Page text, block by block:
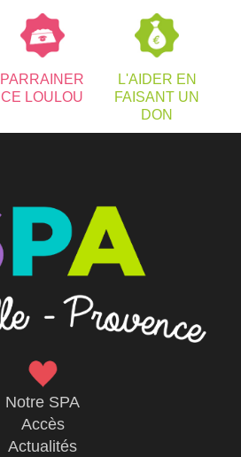
PARRAINER
CE LOULOU
L'AIDER EN
FAISANT UN
DON
Notre SPA
Accès
Actualités